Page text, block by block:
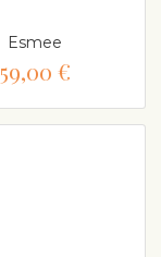
Esmee
59,00 €